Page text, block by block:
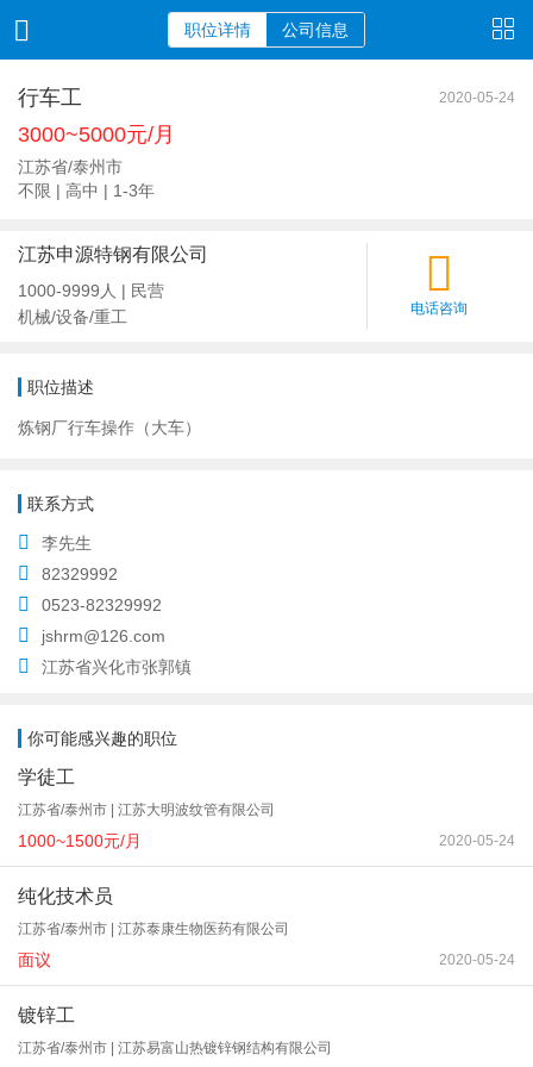
职位详情 公司信息
行车工 2020-05-24
3000~5000元/月
江苏省/泰州市
不限 | 高中 | 1-3年
江苏申源特钢有限公司
1000-9999人 | 民营
机械/设备/重工
电话咨询
职位描述
炼钢厂行车操作（大车）
联系方式
李先生
82329992
0523-82329992
jshrm@126.com
江苏省兴化市张郭镇
你可能感兴趣的职位
学徒工
江苏省/泰州市 | 江苏大明波纹管有限公司
1000~1500元/月 2020-05-24
纯化技术员
江苏省/泰州市 | 江苏泰康生物医药有限公司
面议 2020-05-24
镀锌工
江苏省/泰州市 | 江苏易富山热镀锌钢结构有限公司